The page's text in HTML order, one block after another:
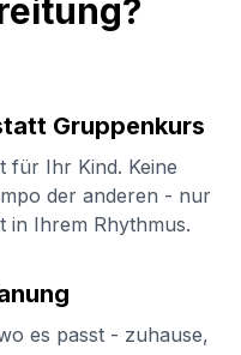
Gruppenkurs
für Ihr Kind. Keine
der anderen - nur
in Ihrem Rhythmus.
es passt - zuhause,